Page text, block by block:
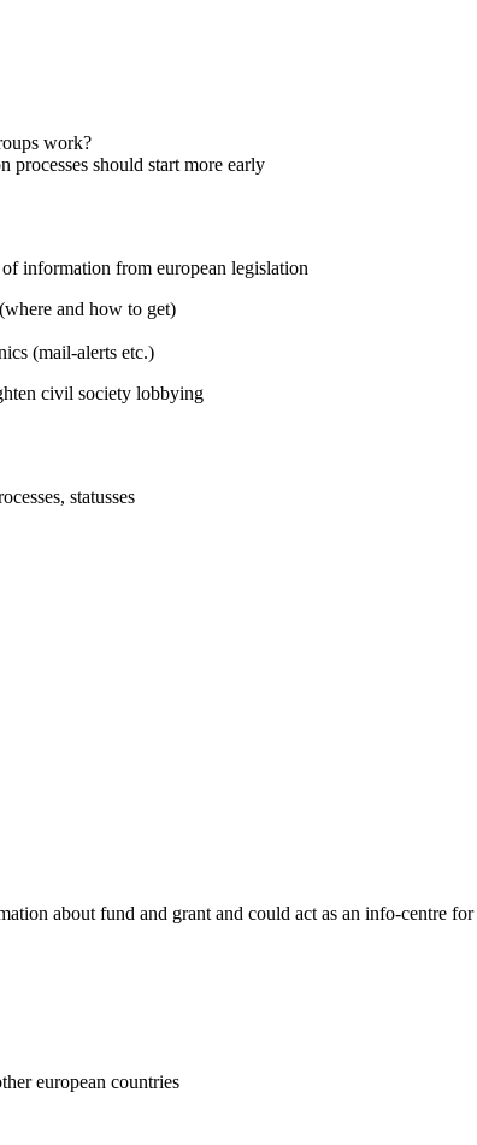
work?
processes should start more early
information from european legislation
and how to get)
(mail-alerts etc.)
civil society lobbying
statusses
about fund and grant and could act as an info-centre
european countries